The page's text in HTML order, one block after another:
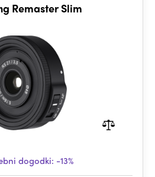
Remaster Slim
dogodki: -13%